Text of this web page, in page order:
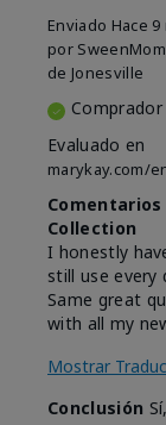
Enviado Hace
por SweenMom
de Jonesville
Evaluado en
marykay.com/
Collection
I honestly
still use every
Same great
with all my
Mostrar
Conclusión